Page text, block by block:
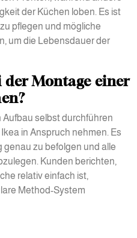
der Küchen loben. Es ist
pflegen und mögliche
um die Lebensdauer der
Montage einer
selbst durchführen
in Anspruch nehmen. Es
genau zu befolgen und alle
Kunden berichten,
relativ einfach ist,
Method-System